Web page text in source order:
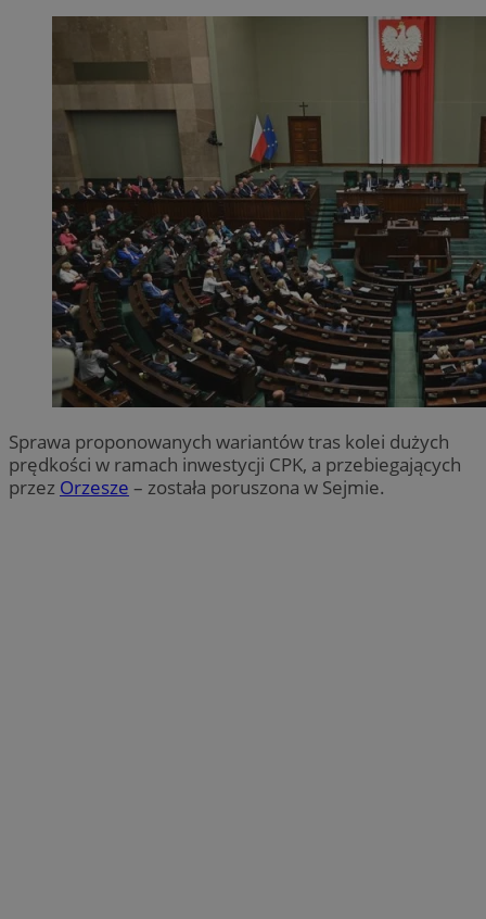
Sprawa proponowanych wariantów tras kolei dużych
prędkości w ramach inwestycji CPK, a przebiegających
przez Orzesze – została poruszona w Sejmie.